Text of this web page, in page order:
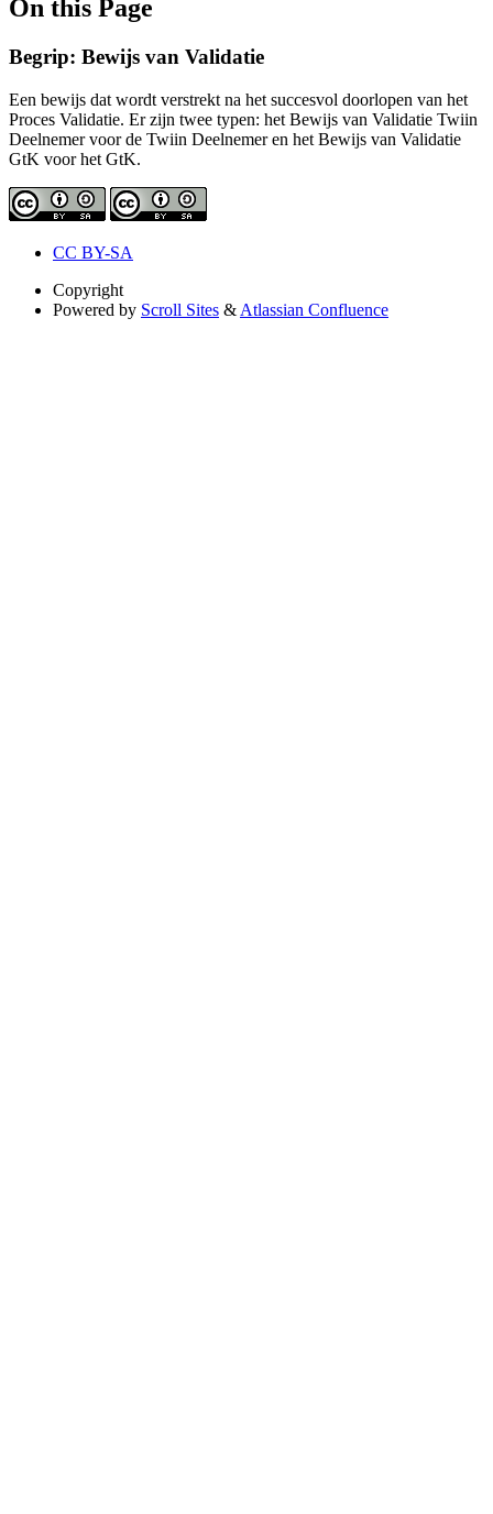
On this Page
Begrip: Bewijs van Validatie
Een bewijs dat wordt verstrekt na het succesvol doorlopen van het
Proces Validatie. Er zijn twee typen: het Bewijs van Validatie Twiin
Deelnemer voor de Twiin Deelnemer en het Bewijs van Validatie
GtK voor het GtK.
CC BY-SA
Copyright
Powered by Scroll Sites & Atlassian Confluence